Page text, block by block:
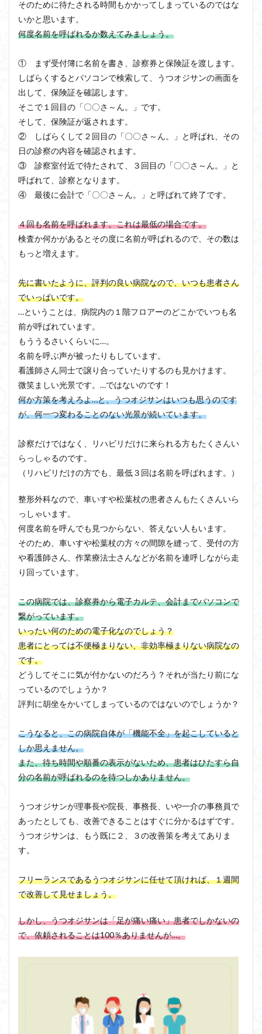
そのために待たされる時間もかかってしまっているのではな
いかと思います。
何度名前を呼ばれるか数えてみましょう。
① まず受付簿に名前を書き、診察券と保険証を渡します。
しばらくするとパソコンで検索して、うつオジサンの画面を
出して、保険証を確認します。
そこで１回目の「〇〇さ～ん。」です。
そして、保険証が返されます。
② しばらくして２回目の「〇〇さ～ん。」と呼ばれ、その
日の診察の内容を確認されます。
③ 診察室付近で待たされて、３回目の「〇〇さ～ん。」と
呼ばれて、診察となります。
④ 最後に会計で「〇〇さ～ん。」と呼ばれて終了です。
４回も名前を呼ばれます。これは最低の場合です。
検査か何かがあるとその度に名前が呼ばれるので、その数は
もっと増えます。
先に書いたように、評判の良い病院なので、いつも患者さん
でいっぱいです。
…ということは、病院内の１階フロアーのどこかでいつも名
前が呼ばれています。
もううるさいくらいに…。
名前を呼ぶ声が被ったりもしています。
看護師さん同士で譲り合っていたりするのも見かけます。
微笑ましい光景です。…ではないのです！
何か方策を考えろよ…と、うつオジサンはいつも思うのです
が、何一つ変わることのない光景が続いています。
診察だけではなく、リハビリだけに来られる方もたくさんい
らっしゃるのです。
（リハビリだけの方でも、最低３回は名前を呼ばれます。）
整形外科なので、車いすや松葉杖の患者さんもたくさんいら
っしゃいます。
何度名前を呼んでも見つからない、答えない人もいます。
そのため、車いすや松葉杖の方々の間隙を縫って、受付の方
や看護師さん、作業療法士さんなどが名前を連呼しながら走
り回っています。
この病院では、診察券から電子カルテ、会計までパソコンで
繋がっています。
いったい何のための電子化なのでしょう？
患者にとっては不便極まりない、非効率極まりない病院なの
です。
どうしてそこに気が付かないのだろう？それが当たり前にな
っているのでしょうか？
評判に胡坐をかいてしまっているのではないのでしょうか？
こうなると、この病院自体が「機能不全」を起こしていると
しか思えません。
また、待ち時間や順番の表示がないため、患者はひたすら自
分の名前が呼ばれるのを待つしかありません。
うつオジサンが理事長や院長、事務長、いや一介の事務員で
あったとしても、改善できることはすぐに分かるはずです。
うつオジサンは、もう既に２、３の改善策を考えてありま
す。
フリーランスであるうつオジサンに任せて頂ければ、１週間
で改善して見せましょう。
しかし、うつオジサンは「足が痛い痛い」患者でしかないの
で、依頼されることは100％ありませんが…。